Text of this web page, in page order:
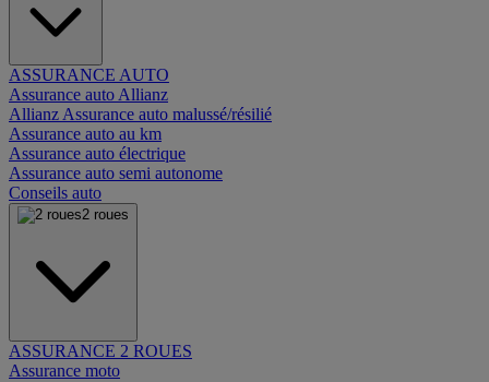
ASSURANCE AUTO
Assurance auto Allianz
Allianz Assurance auto malussé/résilié
Assurance auto au km
Assurance auto électrique
Assurance auto semi autonome
Conseils auto
2 roues
ASSURANCE 2 ROUES
Assurance moto